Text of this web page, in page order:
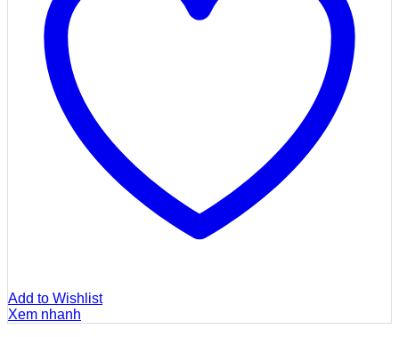
Add to Wishlist
Xem nhanh